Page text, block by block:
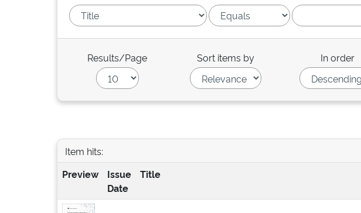
Results/Page Sort items by In order
Item hits:
Preview
Issue
Date
Title